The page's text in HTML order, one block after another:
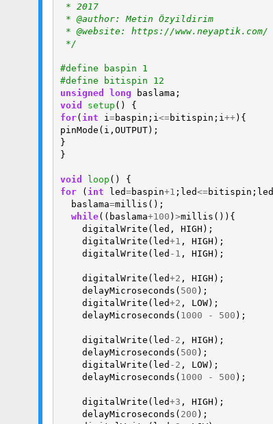
* 2017
* @author: Metin Özyildirim
* @website: https://www.neyaptik.com/
*/
#define baspin 1
#define bitispin 12
unsigned
long baslama ;
void
setup ()
{
for( int i =baspin ; i <=bitispin ; i ++){
pinMode ( i , OUTPUT);
}
}
void loop ()
{
for
( int led=baspin+1 ; led<=bitispin ; led
baslama=millis ();
while(( baslama+100 ) >millis ()){
digitalWrite ( led , HIGH );
digitalWrite ( led+1 , HIGH );
digitalWrite ( led - 1 , HIGH );
digitalWrite ( led+2 , HIGH );
delayMicroseconds ( 500 );
digitalWrite ( led+2 , LOW);
delayMicroseconds ( 1000 - 500 );
digitalWrite ( led - 2 , HIGH );
delayMicroseconds ( 500 );
digitalWrite ( led - 2 , LOW);
delayMicroseconds ( 1000 - 500 );
digitalWrite ( led+3 , HIGH );
delayMicroseconds ( 200 );